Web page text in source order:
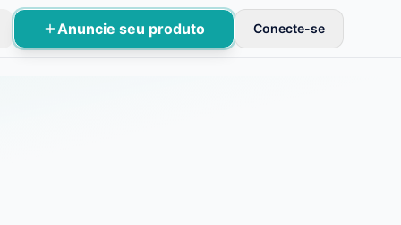
Anuncie seu produto Conecte-se